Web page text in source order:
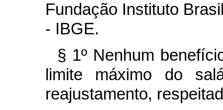
Fundação Instituto
- IBGE.
§ 1º Nenhum
limite máximo do
reajustamento,